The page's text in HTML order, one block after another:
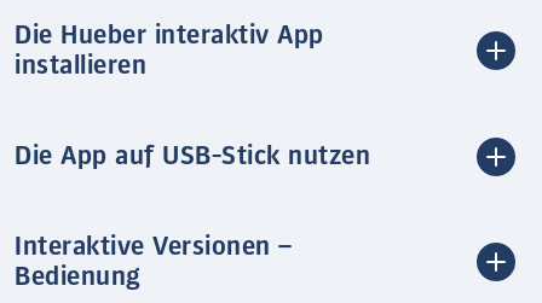
Die Hueber interaktiv App
installieren
Die App auf USB-Stick nutzen
Interaktive Versionen –
Bedienung